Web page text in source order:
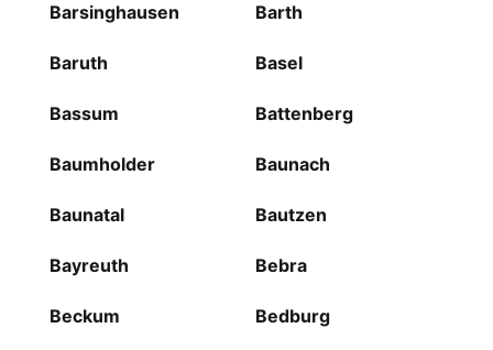
Barsinghausen Barth
Baruth Basel
Bassum Battenberg
Baumholder Baunach
Baunatal Bautzen
Bayreuth Bebra
Beckum Bedburg